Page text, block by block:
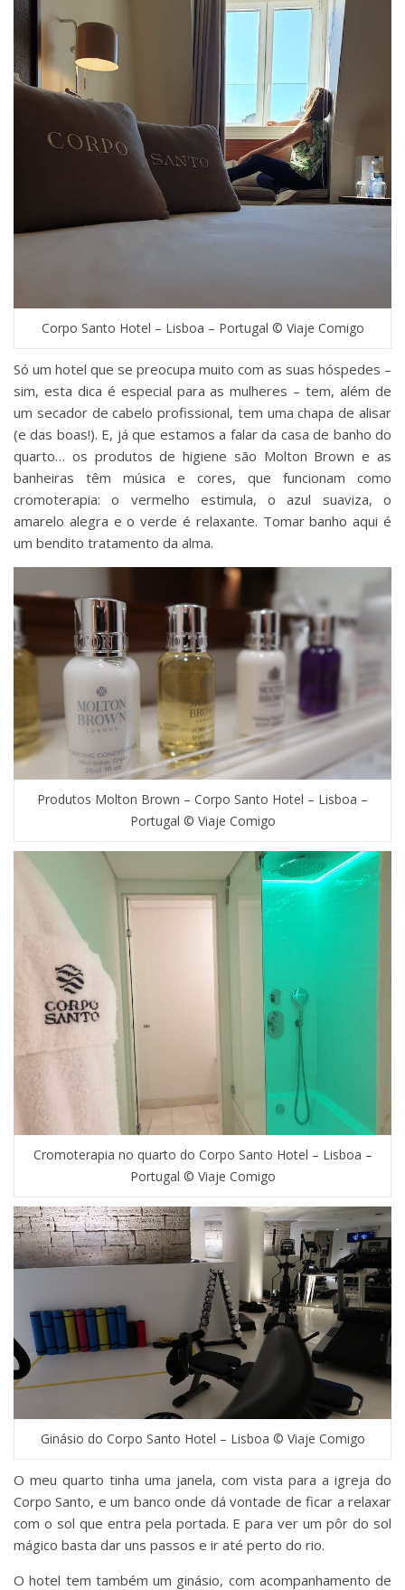
Corpo Santo Hotel – Lisboa – Portugal © Viaje Comigo
Só um hotel que se preocupa muito com as suas hóspedes –
sim, esta dica é especial para as mulheres – tem, além de
um secador de cabelo profissional, tem uma chapa de alisar
(e das boas!). E, já que estamos a falar da casa de banho do
quarto… os produtos de higiene são Molton Brown e as
banheiras têm música e cores, que funcionam como
cromoterapia: o vermelho estimula, o azul suaviza, o
amarelo alegra e o verde é relaxante. Tomar banho aqui é
um bendito tratamento da alma.
Produtos Molton Brown – Corpo Santo Hotel – Lisboa –
Portugal © Viaje Comigo
Cromoterapia no quarto do Corpo Santo Hotel – Lisboa –
Portugal © Viaje Comigo
Ginásio do Corpo Santo Hotel – Lisboa © Viaje Comigo
O meu quarto tinha uma janela, com vista para a igreja do
Corpo Santo, e um banco onde dá vontade de ficar a relaxar
com o sol que entra pela portada. E para ver um pôr do sol
mágico basta dar uns passos e ir até perto do rio.
O hotel tem também um ginásio, com acompanhamento de